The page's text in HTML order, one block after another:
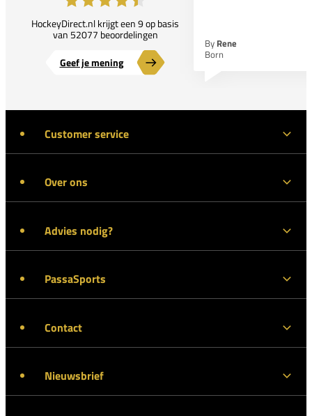
HockeyDirect.nl krijgt een 9 op basis
van 52077 beoordelingen
Geef je mening
By Rene
Born
Customer service
Over ons
Advies nodig?
PassaSports
Contact
Nieuwsbrief